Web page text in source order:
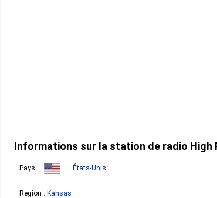
Informations sur la station de radio High
Pays : États-Unis
Region : Kansas